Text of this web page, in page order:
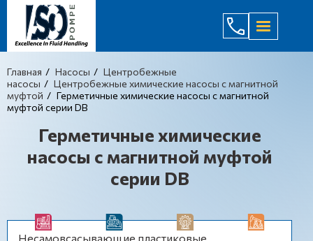
(044)
Главная Насосы
Центробежные
насосы
Центробежные химические насосы с магнитной
муфтой
Герметичные химические насосы с магнитной
муфтой серии DB
Герметичные химические
насосы с магнитной муфтой
серии DB
Несамовсасывающие пластиковые